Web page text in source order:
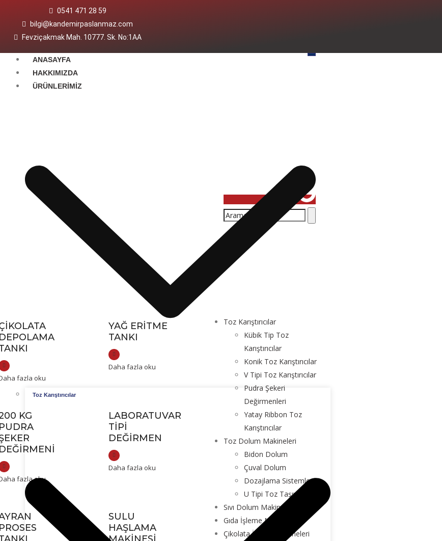
0541 471 28 59
bilgi@kandemirpaslanmaz.com
Fevziçakmak Mah. 10777. Sk. No:1AA
ANASAYFA
HAKKIMIZDA
ÜRÜNLERIMIZ
Toz Karıştırıcılar
DEPOLAMA
fazla oku
YAĞ ERITME
TANKI
Daha fazla oku
KG
PUDRA
DEĞIRMENI
fazla oku
LABORATUVAR
TIPI
DEĞIRMEN
Daha fazla oku
PROSES
SULU
HAŞLAMA
Toz Karıştırıcılar
Kübik Tip Toz
Karıştırıcılar
Konik Toz Karıştırıcılar
V Tipi Toz Karıştırıcılar
Pudra Şekeri
Değirmenleri
Yatay Ribbon Toz
Karıştırıcılar
Toz Dolum Makineleri
Bidon Dolum
Çuval Dolum
Dozajlama Sistemleri
U Tipi Toz Taşıyıcılar
Sıvı Dolum Makineleri
Gıda İşleme Makineleri
Çikolata İşleme Makineleri